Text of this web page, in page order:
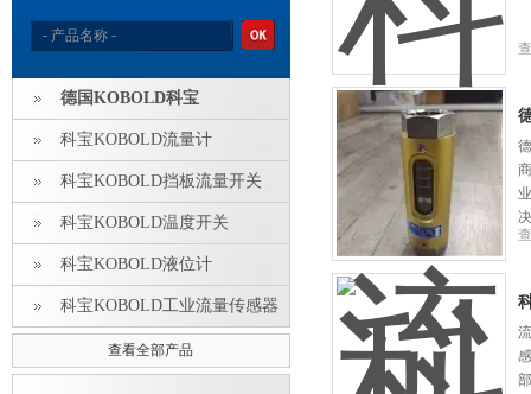
德国KOBOLD科宝
科宝KOBOLD流量计
科宝KOBOLD挡板流量开关
科宝KOBOLD温度开关
科宝KOBOLD液位计
科宝KOBOLD工业流量传感器
查看全部产品